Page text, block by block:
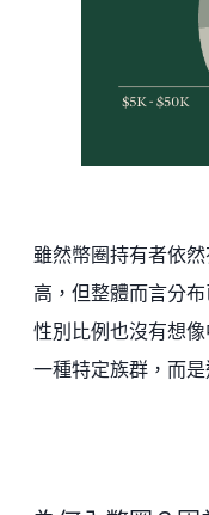
雖然幣圈持有者依
高，但整體而言分
性別比例也沒有想
一種特定族群，而